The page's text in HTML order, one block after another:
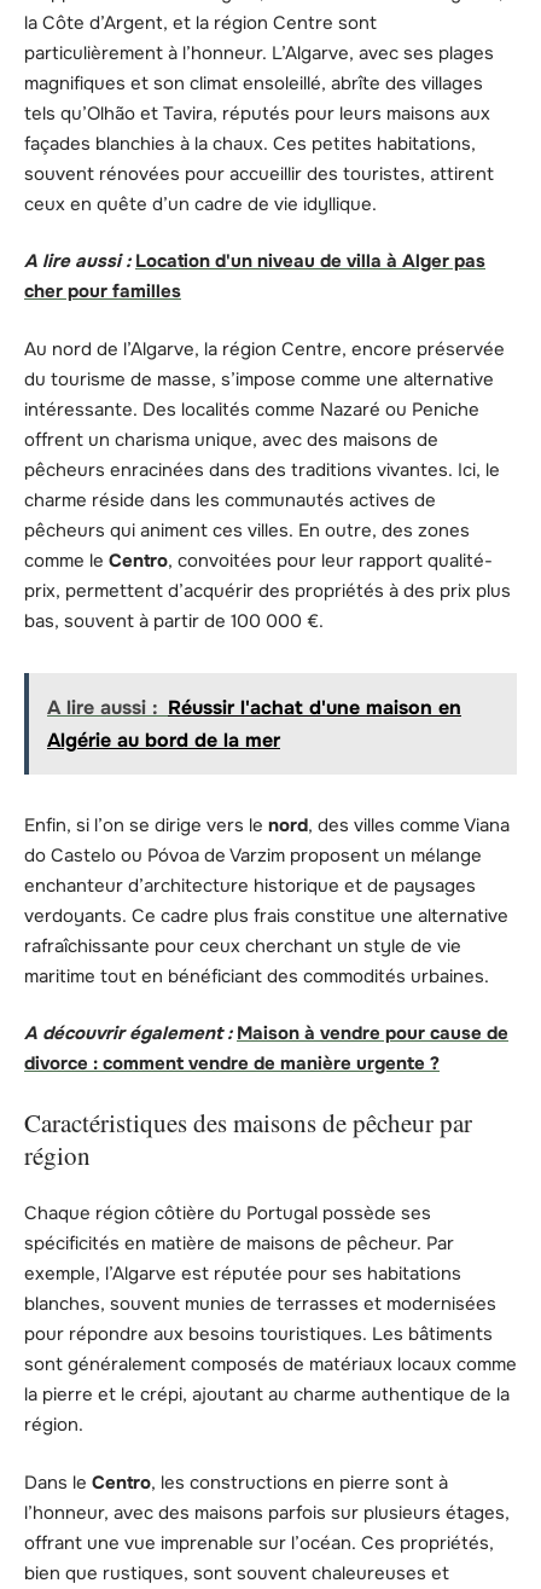
la Côte d’Argent, et la région Centre sont
particulièrement à l’honneur. L’Algarve, avec ses plages
magnifiques et son climat ensoleillé, abrîte des villages
tels qu’Olhão et Tavira, réputés pour leurs maisons aux
façades blanchies à la chaux. Ces petites habitations,
souvent rénovées pour accueillir des touristes, attirent
ceux en quête d’un cadre de vie idyllique.
A lire aussi : Location d'un niveau de villa à Alger pas
cher pour familles
Au nord de l’Algarve, la région Centre, encore préservée
du tourisme de masse, s’impose comme une alternative
intéressante. Des localités comme Nazaré ou Peniche
offrent un charisma unique, avec des maisons de
pêcheurs enracinées dans des traditions vivantes. Ici, le
charme réside dans les communautés actives de
pêcheurs qui animent ces villes. En outre, des zones
comme le Centro, convoitées pour leur rapport qualité-
prix, permettent d’acquérir des propriétés à des prix plus
bas, souvent à partir de 100 000 €.
A lire aussi : Réussir l'achat d'une maison en
Algérie au bord de la mer
Enfin, si l’on se dirige vers le nord, des villes comme Viana
do Castelo ou Póvoa de Varzim proposent un mélange
enchanteur d’architecture historique et de paysages
verdoyants. Ce cadre plus frais constitue une alternative
rafraîchissante pour ceux cherchant un style de vie
maritime tout en bénéficiant des commodités urbaines.
A découvrir également : Maison à vendre pour cause de
divorce : comment vendre de manière urgente ?
Caractéristiques des maisons de pêcheur par
région
Chaque région côtière du Portugal possède ses
spécificités en matière de maisons de pêcheur. Par
exemple, l’Algarve est réputée pour ses habitations
blanches, souvent munies de terrasses et modernisées
pour répondre aux besoins touristiques. Les bâtiments
sont généralement composés de matériaux locaux comme
la pierre et le crépi, ajoutant au charme authentique de la
région.
Dans le Centro, les constructions en pierre sont à
l’honneur, avec des maisons parfois sur plusieurs étages,
offrant une vue imprenable sur l’océan. Ces propriétés,
bien que rustiques, sont souvent chaleureuses et